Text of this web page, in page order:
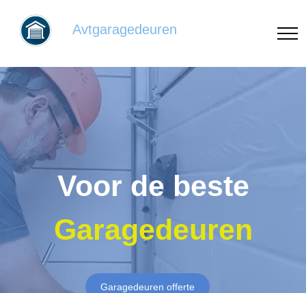
Avtgaragedeuren
Voor de beste
Garagedeuren
Garagedeuren offerte